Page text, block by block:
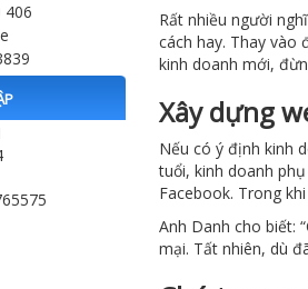
406
Rất nhiều người
cách hay. Thay vào
kinh doanh mới,
Xây dựng
Nếu có ý định kinh
tuổi, kinh doanh
Facebook. Trong
Anh Danh cho biết:
mại. Tất nhiên, dù